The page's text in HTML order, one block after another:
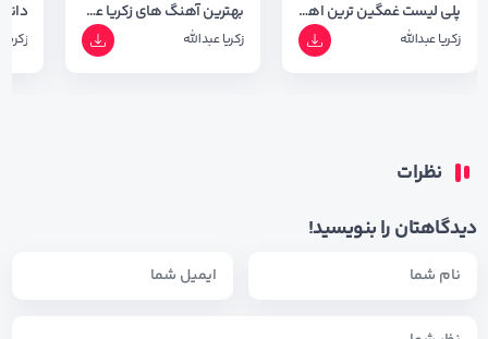
پلی لیست غمگین ترین اهنگ های زکریا عبدالله ( آپدیت 1403 )
زکریا عبدالله
بهترین آهنگ های زکریا عبدالله
زکریا عبدالله
نظرات
دیدگاهتان را بنویسید!